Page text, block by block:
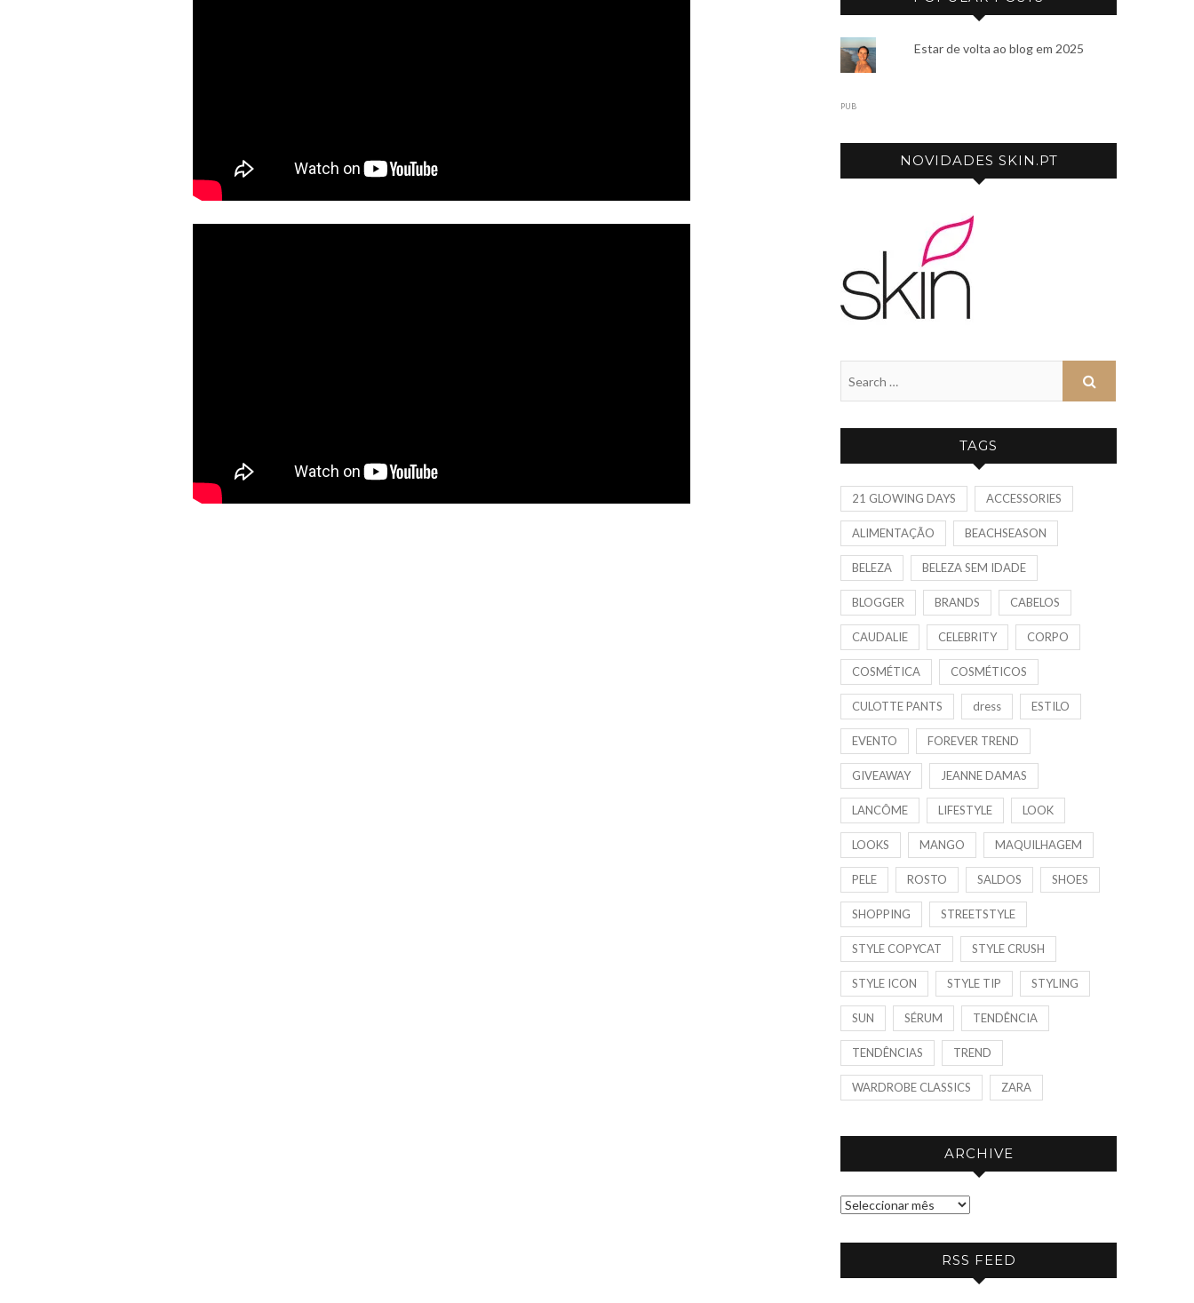
Estar de volta ao blog em 2025
PUB
NOVIDADES SKIN.PT
TAGS
21 GLOWING DAYS ACCESSORIES
ALIMENTAÇÃO BEACHSEASON
BELEZA BELEZA SEM IDADE
BLOGGER BRANDS CABELOS
CAUDALIE CELEBRITY CORPO
COSMÉTICA COSMÉTICOS
CULOTTE PANTS dress ESTILO
EVENTO FOREVER TREND
GIVEAWAY JEANNE DAMAS
LANCÔME LIFESTYLE LOOK
LOOKS MANGO MAQUILHAGEM
PELE ROSTO SALDOS SHOES
SHOPPING STREETSTYLE
STYLE COPYCAT STYLE CRUSH
STYLE ICON STYLE TIP STYLING
SUN SÉRUM TENDÊNCIA
TENDÊNCIAS TREND
WARDROBE CLASSICS ZARA
ARCHIVE
A
RSS FEED